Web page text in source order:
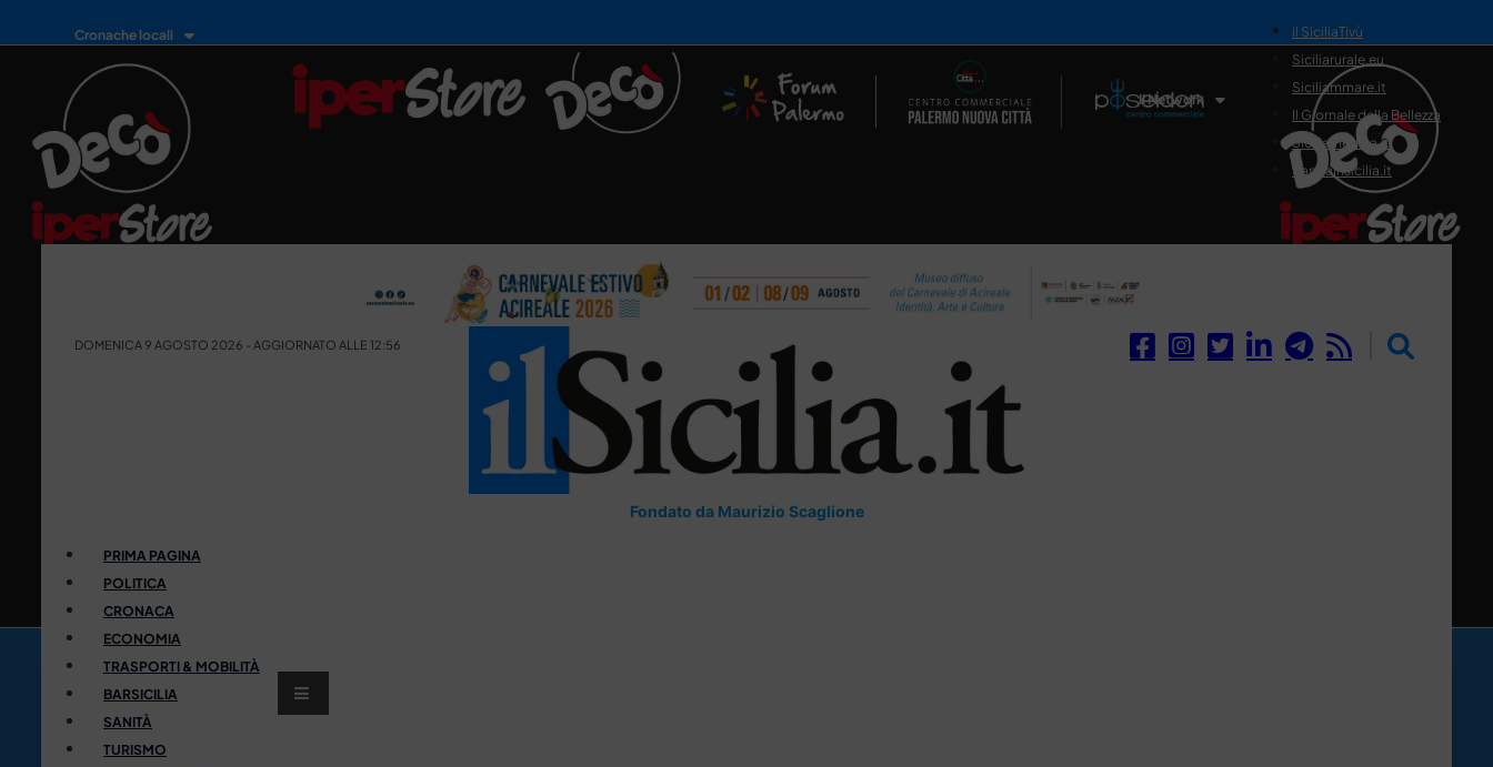
Cronache locali
Il Network
il SiciliaTivù
Siciliarurale.eu
Siciliammare.it
Il Giornale della Bellezza
Siciliamedica.it
Sanitainsicilia.it
DOMENICA 9 AGOSTO 2026 - AGGIORNATO ALLE 12:56
Fondato da Maurizio Scaglione
PRIMA PAGINA
POLITICA
CRONACA
ECONOMIA
TRASPORTI & MOBILITÀ
BARSICILIA
SANITÀ
TURISMO